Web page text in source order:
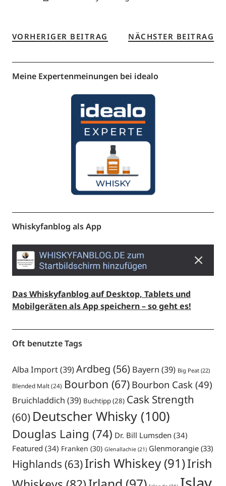
VORHERIGER BEITRAG NÄCHSTER BEITRAG
Meine Expertenmeinungen bei idealo
Whiskyfanblog als App
Das Whiskyfanblog auf Desktop, Tablets und
Mobilgeräten als App speichern – so geht es!
Oft benutzte Tags
Alba Import(39)Ardbeg (56) Bayern (39) Big Peat(22)
Blended Malt(24) Bourbon (67) Bourbon Cask(49)
Bruichladdich (39) Buchtipp(28) Cask Strength
(60) Deutscher Whisky(100)
Douglas Laing (74) Dr. Bill Lumsden (34)
Featured (34) Franken (30) Glenallachie(21) Glenmorangie(33)
Highlands (63)Irish Whiskey(91)Irish